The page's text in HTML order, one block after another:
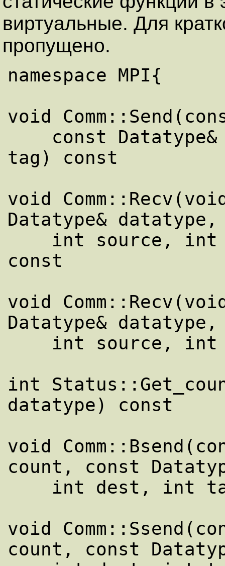
виртуальные. Для
пропущено.
namespace MPI{
void
tag) const
void
Datatype& datatype,
const
void
Datatype& datatype,
int
datatype) const
void
count, const
void
count, const